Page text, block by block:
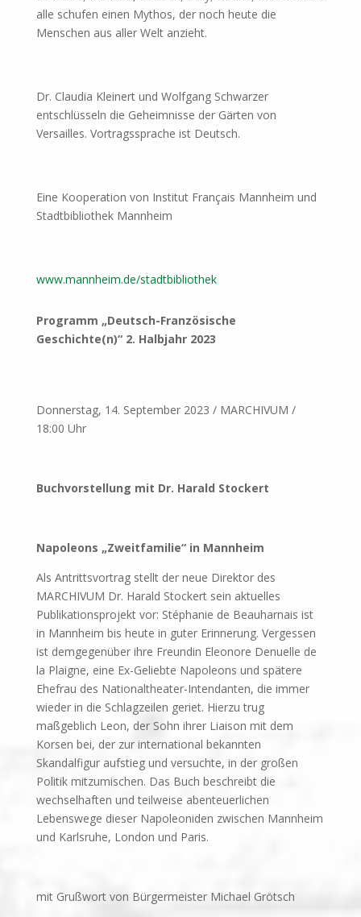
alle schufen einen Mythos, der noch heute die
Menschen aus aller Welt anzieht.
Dr. Claudia Kleinert und Wolfgang Schwarzer
entschlüsseln die Geheimnisse der Gärten von
Versailles. Vortragssprache ist Deutsch.
Eine Kooperation von Institut Français Mannheim und
Stadtbibliothek Mannheim
www.mannheim.de/stadtbibliothek
Programm „Deutsch-Französische
Geschichte(n)“ 2. Halbjahr 2023
Donnerstag, 14. September 2023 / MARCHIVUM /
18:00 Uhr
Buchvorstellung mit Dr. Harald Stockert
Napoleons „Zweitfamilie“ in Mannheim
Als Antrittsvortrag stellt der neue Direktor des
MARCHIVUM Dr. Harald Stockert sein aktuelles
Publikationsprojekt vor: Stéphanie de Beauharnais ist
in Mannheim bis heute in guter Erinnerung. Vergessen
ist demgegenüber ihre Freundin Eleonore Denuelle de
la Plaigne, eine Ex-Geliebte Napoleons und spätere
Ehefrau des Nationaltheater-Intendanten, die immer
wieder in die Schlagzeilen geriet. Hierzu trug
maßgeblich Leon, der Sohn ihrer Liaison mit dem
Korsen bei, der zur international bekannten
Skandalfigur aufstieg und versuchte, in der großen
Politik mitzumischen. Das Buch beschreibt die
wechselhaften und teilweise abenteuerlichen
Lebenswege dieser Napoleoniden zwischen Mannheim
und Karlsruhe, London und Paris.
mit Grußwort von Bürgermeister Michael Grötsch